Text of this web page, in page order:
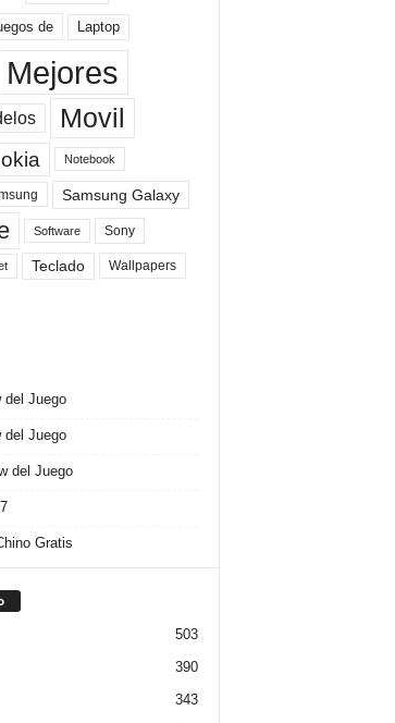
de Laptop
Mejores
Movil
Notebook
Samsung Galaxy
Software Sony
Teclado Wallpapers
del Juego
del Juego
del Juego
Gratis
503
390
343